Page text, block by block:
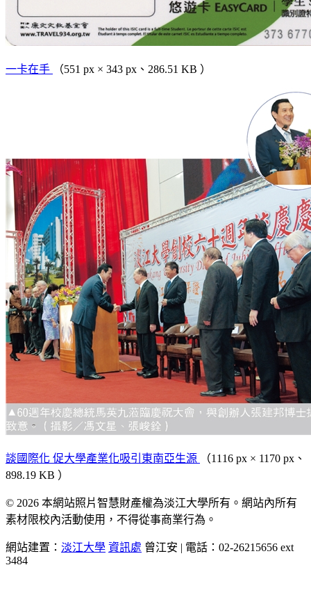
一卡在手 （551 px × 343 px、286.51 KB ）
談國際化 促大學產業化吸引東南亞生源
（1116 px × 1170 px、
898.19 KB ）
© 2026 本網站照片智慧財產權為淡江大學所有。網站內所有
素材限校內活動使用，不得從事商業行為。
網站建置： 淡江大學 資訊處 曾江安 | 電話：02-26215656 ext
3484